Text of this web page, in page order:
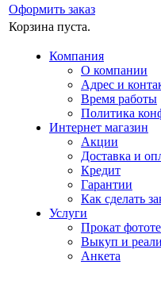
Оформить заказ
Корзина пуста.
Компания
О компании
Адрес и
Время работы
Политика
Интернет магазин
Акции
Доставка и
Кредит
Гарантии
Как сделать
Услуги
Прокат
Выкуп и
Анкета